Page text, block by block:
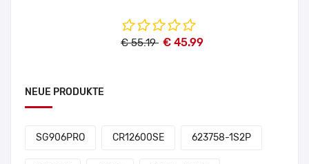
€ 55.19 € 45.99
NEUE PRODUKTE
SG906PRO CR12600SE 623758-1S2P